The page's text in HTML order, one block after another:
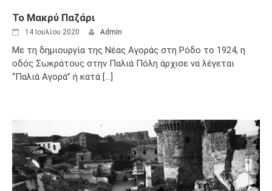
Το Μακρύ Παζάρι
14 Ιουλίου 2020 Admin
Με τη δημιουργία της Νέας Αγοράς στη Ρόδο το 1924, η
οδός Σωκράτους στην Παλιά Πόλη άρχισε να λέγεται
“Παλιά Αγορά” ή κατά [...]